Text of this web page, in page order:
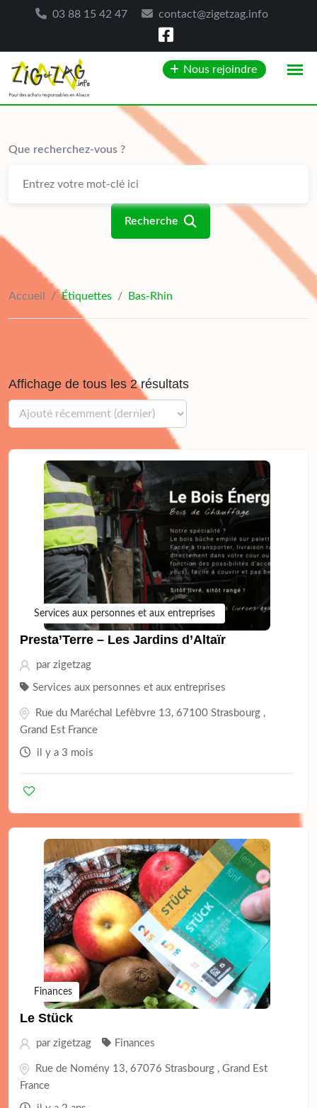
03 88 15 42 47 contact@zigetzag.info
content
Nous rejoindre
Que recherchez-vous ?
Recherche
Accueil / Étiquettes / Bas-Rhin
Affichage de tous les 2 résultats
Services aux personnes et aux entreprises
Presta’Terre – Les Jardins d’Altaïr
par zigetzag
Services aux personnes et aux entreprises
Rue du Maréchal Lefèbvre 13, 67100 Strasbourg ,
Grand Est France
il y a 3 mois
Finances
Le Stück
par zigetzag Finances
Rue de Nomény 13, 67076 Strasbourg , Grand Est
France